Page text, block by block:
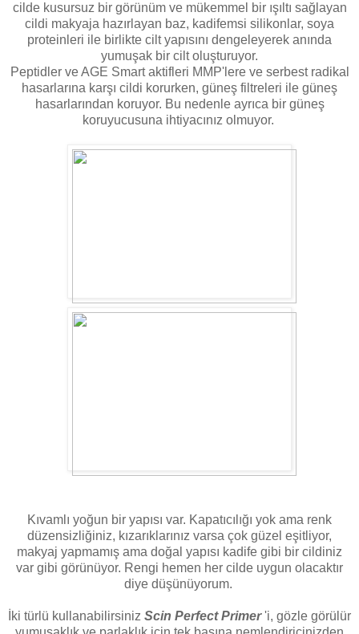
cilde kusursuz bir görünüm ve mükemmel bir ışıltı sağlayan
cildi makyaja hazırlayan baz, kadifemsi silikonlar, soya
proteinleri ile birlikte cilt yapısını dengeleyerek anında
yumuşak bir cilt oluşturuyor.
Peptidler ve AGE Smart aktifleri MMP'lere ve serbest radikal
hasarlarına karşı cildi korurken, güneş filtreleri ile güneş
hasarlarından koruyor. Bu nedenle ayrıca bir güneş
koruyucusuna ihtiyacınız olmuyor.
Kıvamlı yoğun bir yapısı var. Kapatıcılığı yok ama renk
düzensizliğiniz, kızarıklarınız varsa çok güzel eşitliyor,
makyaj yapmamış ama doğal yapısı kadife gibi bir cildiniz
var gibi görünüyor. Rengi hemen her cilde uygun olacaktır
diye düşünüyorum.
İki türlü kullanabilirsiniz Scin Perfect Primer'i, gözle görülür